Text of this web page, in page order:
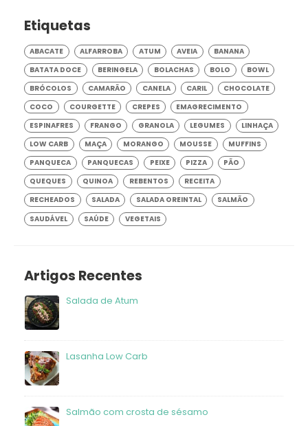
Etiquetas
ABACATE ALFARROBA ATUM AVEIA
BANANA
BATATA DOCE
BERINGELA BOLACHAS BOLO
BOWL
BRÓCOLOS
CAMARÃO CANELA CARIL
CHOCOLATE
COCO
COURGETTE CREPES
EMAGRECIMENTO
ESPINAFRES
FRANGO GRANOLA LEGUMES
LINHAÇA
LOW CARB
MAÇA MORANGO MOUSSE
MUFFINS
PANQUECA
PANQUECAS PEIXE PIZZA
PÃO
QUEQUES
QUINOA REBENTOS
RECEITA
RECHEADOS
SALADA SALADA OREINTAL
SALMÃO
SAUDÁVEL
SAÚDE VEGETAIS
Artigos Recentes
Salada de Atum
Lasanha Low Carb
Salmão com crosta de sésamo